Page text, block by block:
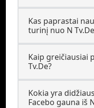
Kas paprastai
turinį nuo N
Kaip greičiausiai
Tv.De?
Kokia yra
Facebo gauna iš